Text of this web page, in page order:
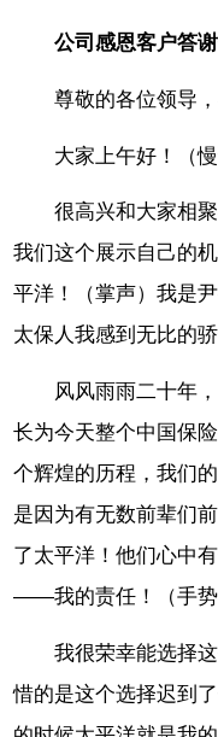
公司感恩客户答
尊敬的各位领导
大家上午好！（
很高兴和大家相
我们这个展示自己的
平洋！（掌声）我是
太保人我感到无比的
风风雨雨二十年
长为今天整个中国保
个辉煌的历程，我们
是因为有无数前辈们
了太平洋！他们心中
——我的责任！（手势
我很荣幸能选择
惜的是这个选择迟到